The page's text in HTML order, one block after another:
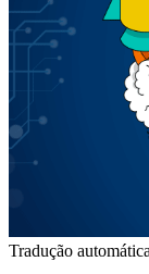
Tradução